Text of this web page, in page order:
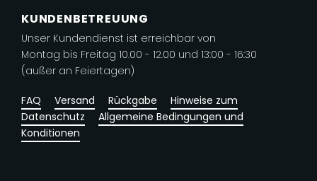
KUNDENBETREUUNG
Unser Kundendienst ist erreichbar von
Montag bis Freitag 10.00 - 12.00 und 13:00 - 16:30
(außer an Feiertagen)
FAQ Versand Rückgabe
Hinweise zum
Datenschutz
Allgemeine Bedingungen und
Konditionen